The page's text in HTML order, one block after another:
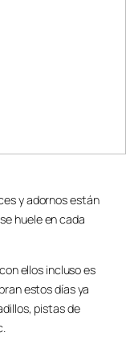
y adornos están
huele en cada
ellos incluso es
estos días ya
pistas de